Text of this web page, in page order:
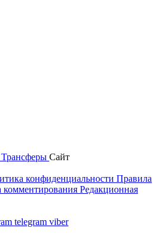
Трансферы Сайт
конфиденциальности Правила
комментирования Редакционная
telegram viber